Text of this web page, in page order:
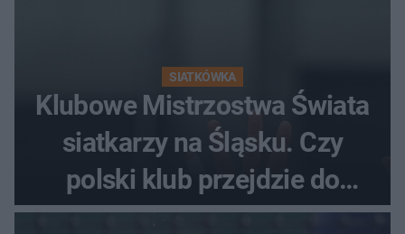
SIATKÓWKA
Klubowe Mistrzostwa Świata
siatkarzy na Śląsku. Czy
polski klub przejdzie do
historii